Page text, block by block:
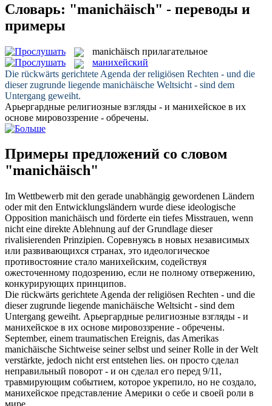
Словарь: "manichäisch" - переводы и
примеры
manichäisch прилагательное
манихейский
Die rückwärts gerichtete Agenda der religiösen Rechten - und die
dieser zugrunde liegende manichäische Weltsicht - sind dem
Untergang geweiht.
Арьергардные религиозные взгляды - и манихейское в их
основе мировоззрение - обречены.
Примеры предложений со словом
"manichäisch"
Im Wettbewerb mit den gerade unabhängig gewordenen Ländern
oder mit den Entwicklungsländern wurde diese ideologische
Opposition manichäisch und förderte ein tiefes Misstrauen, wenn
nicht eine direkte Ablehnung auf der Grundlage dieser
rivalisierenden Prinzipien. Соревнуясь в новых независимых
или развивающихся странах, это идеологическое
противостояние стало манихейским, содействуя
ожесточенному подозрению, если не полному отвержению,
конкурирующих принципов.
Die rückwärts gerichtete Agenda der religiösen Rechten - und die
dieser zugrunde liegende manichäische Weltsicht - sind dem
Untergang geweiht. Арьергардные религиозные взгляды - и
манихейское в их основе мировоззрение - обречены.
September, einem traumatischen Ereignis, das Amerikas
manichäische Sichtweise seiner selbst und seiner Rolle in der Welt
verstärkte, jedoch nicht erst entstehen lies. он просто сделал
неправильный поворот - и он сделал его перед 9/11,
травмирующим событием, которое укрепило, но не создало,
манихейское представление Америки о себе и своей роли в